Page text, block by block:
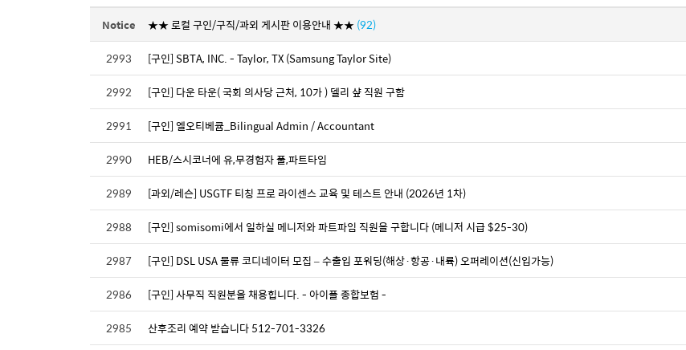
Notice ★★ 로컬 구인/구직/과외 게시판 이용안내 ★★(92)
2993
[구인] SBTA, INC. - Taylor, TX (Samsung Taylor Site)
2992
[구인] 다운 타운( 국회 의사당 근처, 10가 ) 델리 샾 직원 구함
2991
[구인] 엘오티베큠_Bilingual Admin / Accountant
2990
HEB/스시코너에 유,무경험자 풀,파트타임
2989
[과외/레슨] USGTF 티칭 프로 라이센스 교육 및 테스트 안내 (2026년 1차)
2988
[구인] somisomi에서 일하실 메니저와 파트파임 직원을 구합니다 (메니저 시급 $25-30)
2987
[구인] DSL USA 물류 코디네이터 모집 – 수출입 포워딩(해상·항공·내륙) 오퍼레이션(신입가능)
2986
[구인] 사무직 직원분을 채용힙니다. - 아이플 종합보험 -
2985
산후조리 예약 받습니다 512-701-3326